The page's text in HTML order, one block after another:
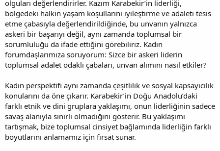
olguları değerlendirirler. Kazım Karabekir’in liderliği,
bölgedeki halkın yaşam koşullarını iyileştirme ve adaleti tesis
etme çabasıyla değerlendirildiğinde, bu unvanın yalnızca
askeri bir başarıyı değil, aynı zamanda toplumsal bir
sorumluluğu da ifade ettiğini görebiliriz. Kadın
forumdaşlarımıza soruyorum: Sizce bir askeri liderin
toplumsal adalet odaklı çabaları, unvan alımını nasıl etkiler?
Kadın perspektifi aynı zamanda çeşitlilik ve sosyal kapsayıcılık
konularını da öne çıkarır. Karabekir’in Doğu Anadolu’daki
farklı etnik ve dini gruplara yaklaşımı, onun liderliğinin sadece
savaş alanıyla sınırlı olmadığını gösterir. Bu yaklaşımı
tartışmak, bize toplumsal cinsiyet bağlamında liderliğin farklı
boyutlarını anlamamız için fırsat sunar.